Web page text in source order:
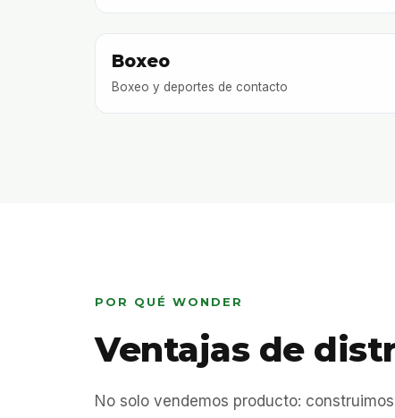
Boxeo
Boxeo y deportes de contacto
POR QUÉ WONDER
Ventajas de
No solo vendemos producto: